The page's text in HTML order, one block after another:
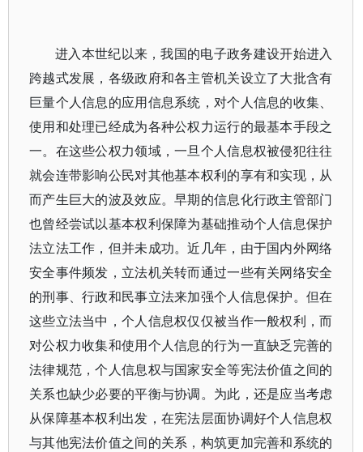
进入本世纪以来，我国的电子政务建设开始进入
跨越式发展，各级政府和各主管机关设立了大批含有
巨量个人信息的应用信息系统，对个人信息的收集、
使用和处理已经成为各种公权力运行的最基本手段之
一。在这些公权力领域，一旦个人信息权被侵犯往往
就会连带影响公民对其他基本权利的享有和实现，从
而产生巨大的波及效应。早期的信息化行政主管部门
也曾经尝试以基本权利保障为基础推动个人信息保护
法立法工作，但并未成功。近几年，由于国内外网络
安全事件频发，立法机关转而通过一些有关网络安全
的刑事、行政和民事立法来加强个人信息保护。但在
这些立法当中，个人信息权仅仅被当作一般权利，而
对公权力收集和使用个人信息的行为一直缺乏完善的
法律规范，个人信息权与国家安全等宪法价值之间的
关系也缺少必要的平衡与协调。为此，还是应当考虑
从保障基本权利出发，在宪法层面协调好个人信息权
与其他宪法价值之间的关系，构筑更加完善和系统的